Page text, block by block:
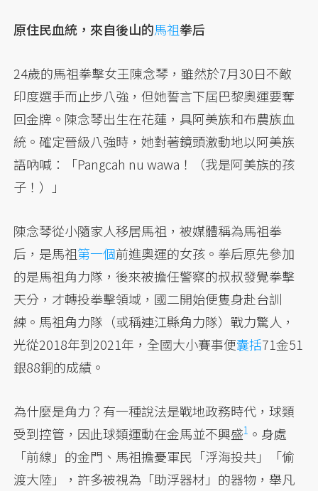
原住民血統，來自後山的馬祖拳后
24歲的馬祖拳擊女王陳念琴，雖然於7月30日不敵
印度選手而止步八強，但她誓言下屆巴黎奧運要奪
回金牌。陳念琴出生在花蓮，具阿美族和布農族血
統。確定晉級八強時，她對著鏡頭激動地以阿美族
語吶喊：「Pangcah nu wawa！（我是阿美族的孩
子！）」
陳念琴從小隨家人移居馬祖，被媒體稱為馬祖拳
后，是馬祖第一個前進奧運的女孩。拳后原先參加
的是馬祖角力隊，後來被擔任警察的叔叔發覺拳擊
天分，才轉投拳擊領域，國二開始便隻身赴台訓
練。馬祖角力隊（或稱連江縣角力隊）戰力驚人，
光從2018年到2021年，全國大小賽事便囊括71金51
銀88銅的成績。
為什麼是角力？有一種說法是戰地政務時代，球類
受到控管，因此球類運動在金馬並不興盛1 。身處
「前線」的金門、馬祖擔憂軍民「浮海投共」「偷
渡大陸」，許多被視為「助浮器材」的器物，舉凡